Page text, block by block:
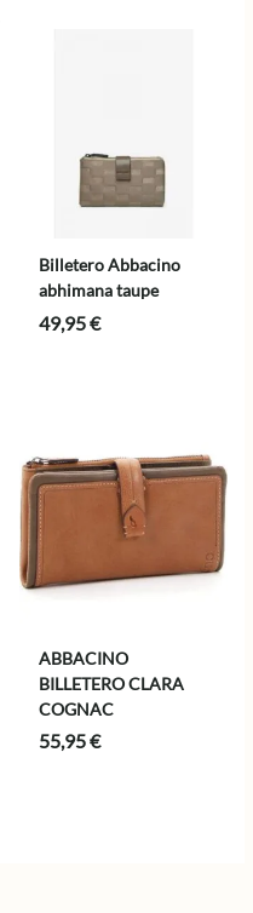
Billetero Abbacino
abhimana taupe
49,95€
ABBACINO
BILLETERO CLARA
COGNAC
55,95€